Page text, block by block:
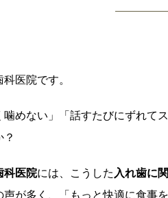
医院です。
噛めない」「話すたびにずれて
科医院には、こうした 入れ歯に
が多く、「もっと快適に食事